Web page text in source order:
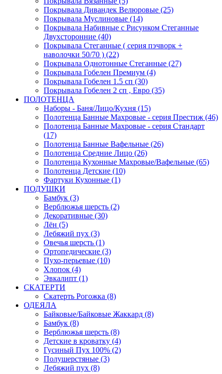
Покрывала Дивандек Велюровые (25)
Покрывала Муслиновые (14)
Покрывала Набивные с Рисунком Стеганные
Двухсторонние (40)
Покрывала Стеганные ( серия пэчворк +
наволочки 50/70 ) (22)
Покрывала Однотонные Стеганные (27)
Покрывала Гобелен Премиум (4)
Покрывала Гобелен 1.5 сп (30)
Покрывала Гобелен 2 сп , Евро (35)
ПОЛОТЕНЦА
Наборы - Баня/Лицо/Кухня (15)
Полотенца Банные Махровые - серия Престиж (46)
Полотенца Банные Махровые - серия Стандарт
(17)
Полотенца Банные Вафельные (26)
Полотенца Средние Лицо (26)
Полотенца Кухонные Махровые/Вафельные (65)
Полотенца Детские (10)
Фартуки Кухонные (1)
ПОДУШКИ
Бамбук (3)
Верблюжья шерсть (2)
Декоративные (30)
Лён (5)
Лебяжий пух (3)
Овечья шерсть (1)
Ортопедические (3)
Пухо-перьевые (10)
Хлопок (4)
Эвкалипт (1)
СКАТЕРТИ
Скатерть Рогожка (8)
ОДЕЯЛА
Байковые/Байковые Жаккард (8)
Бамбук (8)
Верблюжья шерсть (8)
Детские в кроватку (4)
Гусиный Пух 100% (2)
Полушерстяные (3)
Лебяжий пух (8)